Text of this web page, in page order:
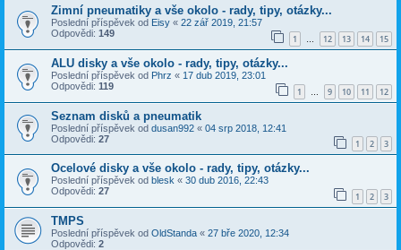
Zimní pneumatiky a vše okolo - rady, tipy, otázky...
Poslední příspěvek od Eisy « 22 zář 2019, 21:57
Odpovědi: 149 1 … 12 13 14 15
ALU disky a vše okolo - rady, tipy, otázky...
Poslední příspěvek od Phrz « 17 dub 2019, 23:01
Odpovědi: 119 1 … 9 10 11 12
Seznam disků a pneumatik
Poslední příspěvek od dusan992 « 04 srp 2018, 12:41
Odpovědi: 27 1 2 3
Ocelové disky a vše okolo - rady, tipy, otázky...
Poslední příspěvek od blesk « 30 dub 2016, 22:43
Odpovědi: 27 1 2 3
TMPS
Poslední příspěvek od OldStanda « 27 bře 2020, 12:34
Odpovědi: 2